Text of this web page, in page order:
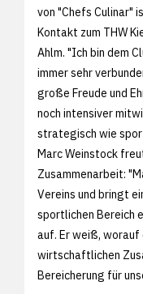
von "Chefs Culinar"
Kontakt zum THW
Ahlm. "Ich bin dem
immer sehr
große Freude und
noch intensiver
strategisch wie
Marc Weinstock
Zusammenarbeit:
Vereins und bringt
sportlichen Bereich
auf. Er weiß, worauf
wirtschaftlichen
Bereicherung für